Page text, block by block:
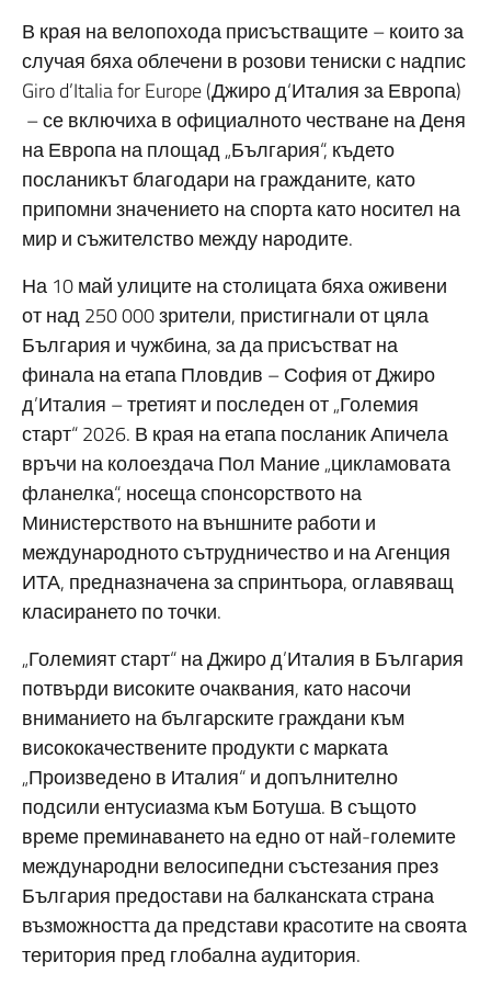
В края на велопохода присъстващите – които за
случая бяха облечени в розови тениски с надпис
Giro d’Italia for Europe (Джиро д‘Италия за Европа)
– се включиха в официалното честване на Деня
на Европа на площад „България“, където
посланикът благодари на гражданите, като
припомни значението на спорта като носител на
мир и съжителство между народите.
На 10 май улиците на столицата бяха оживени
от над 250 000 зрители, пристигнали от цяла
България и чужбина, за да присъстват на
финала на етапа Пловдив – София от Джиро
д’Италия – третият и последен от „Големия
старт“ 2026. В края на етапа посланик Апичела
връчи на колоездача Пол Мание „цикламовата
фланелка“, носеща спонсорството на
Министерството на външните работи и
международното сътрудничество и на Агенция
ИТА, предназначена за спринтьора, оглавяващ
класирането по точки.
„Големият старт“ на Джиро д’Италия в България
потвърди високите очаквания, като насочи
вниманието на българските граждани към
висококачествените продукти с марката
„Произведено в Италия“ и допълнително
подсили ентусиазма към Ботуша. В същото
време преминаването на едно от най-големите
международни велосипедни състезания през
България предостави на балканската страна
възможността да представи красотите на своята
територия пред глобална аудитория.